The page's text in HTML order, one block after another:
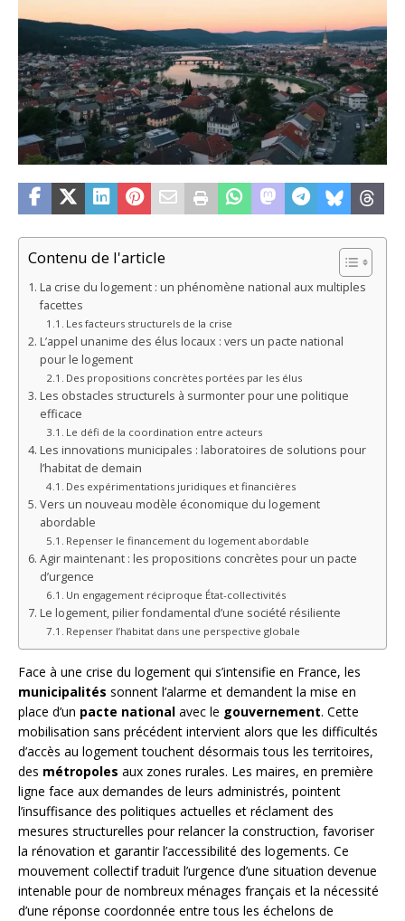
Contenu de l'article
La crise du logement : un phénomène national aux multiples
facettes
Les facteurs structurels de la crise
L’appel unanime des élus locaux : vers un pacte national
pour le logement
Des propositions concrètes portées par les élus
Les obstacles structurels à surmonter pour une politique
efficace
Le défi de la coordination entre acteurs
Les innovations municipales : laboratoires de solutions pour
l’habitat de demain
Des expérimentations juridiques et financières
Vers un nouveau modèle économique du logement
abordable
Repenser le financement du logement abordable
Agir maintenant : les propositions concrètes pour un pacte
d’urgence
Un engagement réciproque État-collectivités
Le logement, pilier fondamental d’une société résiliente
Repenser l’habitat dans une perspective globale
Face à une crise du logement qui s’intensifie en France, les
municipalités sonnent l’alarme et demandent la mise en
place d’un pacte national avec le gouvernement. Cette
mobilisation sans précédent intervient alors que les difficultés
d’accès au logement touchent désormais tous les territoires,
des métropoles aux zones rurales. Les maires, en première
ligne face aux demandes de leurs administrés, pointent
l’insuffisance des politiques actuelles et réclament des
mesures structurelles pour relancer la construction, favoriser
la rénovation et garantir l’accessibilité des logements. Ce
mouvement collectif traduit l’urgence d’une situation devenue
intenable pour de nombreux ménages français et la nécessité
d’une réponse coordonnée entre tous les échelons de